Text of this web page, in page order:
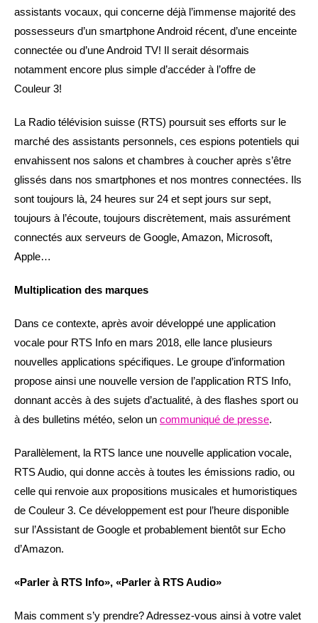
assistants vocaux, qui concerne déjà l’immense majorité des
possesseurs d’un smartphone Android récent, d’une enceinte
connectée ou d’une Android TV! Il serait désormais
notamment encore plus simple d’accéder à l’offre de
Couleur 3!
La Radio télévision suisse (RTS) poursuit ses efforts sur le
marché des assistants personnels, ces espions potentiels qui
envahissent nos salons et chambres à coucher après s’être
glissés dans nos smartphones et nos montres connectées. Ils
sont toujours là, 24 heures sur 24 et sept jours sur sept,
toujours à l’écoute, toujours discrètement, mais assurément
connectés aux serveurs de Google, Amazon, Microsoft,
Apple…
Multiplication des marques
Dans ce contexte, après avoir développé une application
vocale pour RTS Info en mars 2018, elle lance plusieurs
nouvelles applications spécifiques. Le groupe d’information
propose ainsi une nouvelle version de l’application RTS Info,
donnant accès à des sujets d’actualité, à des flashes sport ou
à des bulletins météo, selon un communiqué de presse.
Parallèlement, la RTS lance une nouvelle application vocale,
RTS Audio, qui donne accès à toutes les émissions radio, ou
celle qui renvoie aux propositions musicales et humoristiques
de Couleur 3. Ce développement est pour l’heure disponible
sur l’Assistant de Google et probablement bientôt sur Echo
d’Amazon.
«Parler à RTS Info», «Parler à RTS Audio»
Mais comment s’y prendre? Adressez-vous ainsi à votre valet